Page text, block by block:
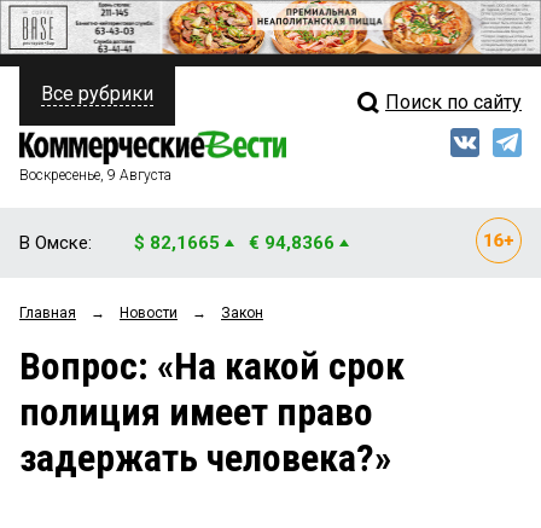
ПОЛИТИКА
ФИНАНСЫ
ОБЩЕСТВО
ЗАКОН
НОВОСТИ КОМПАНИЙ
Свежий выпуск
Рейтинги
Блоги
Архив
Все рубрики Поиск по сайту
Воскресенье, 9 Августа
В Омске: $ 82,1665 € 94,8366
Главная → Новости → Закон
Вопрос: «На какой срок
полиция имеет право
задержать человека?»